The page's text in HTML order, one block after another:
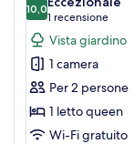
le
foto
per
Therme
Oase
10,010,0 su 10
1 recensione
(1
recensione)
Vista giardino
1 camera
Per 2 persone
1 letto queen
Wi-Fi gratuito